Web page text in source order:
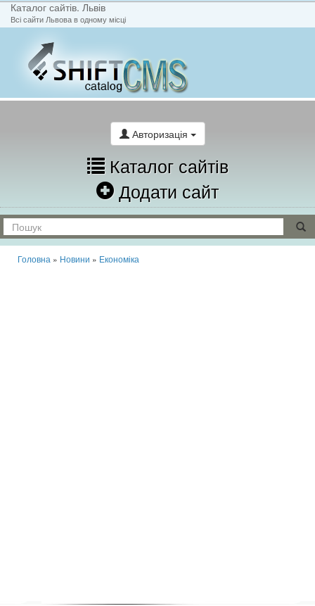
Каталог сайтів. Львів
Всі сайти Львова в одному місці
Авторизація
Каталог сайтів
Додати сайт
Головна » Новини » Економіка